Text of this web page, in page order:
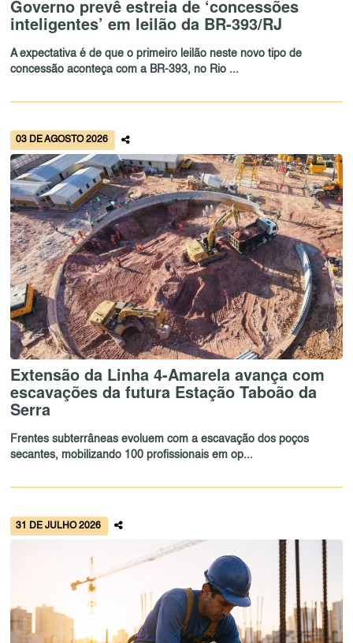
Governo prevê estreia de ‘concessões
inteligentes’ em leilão da BR-393/RJ
A expectativa é de que o primeiro leilão neste novo tipo de
concessão aconteça com a BR-393, no Rio ...
03 DE AGOSTO 2026
Extensão da Linha 4-Amarela avança com
escavações da futura Estação Taboão da
Serra
Frentes subterrâneas evoluem com a escavação dos poços
secantes, mobilizando 100 profissionais em op...
31 DE JULHO 2026